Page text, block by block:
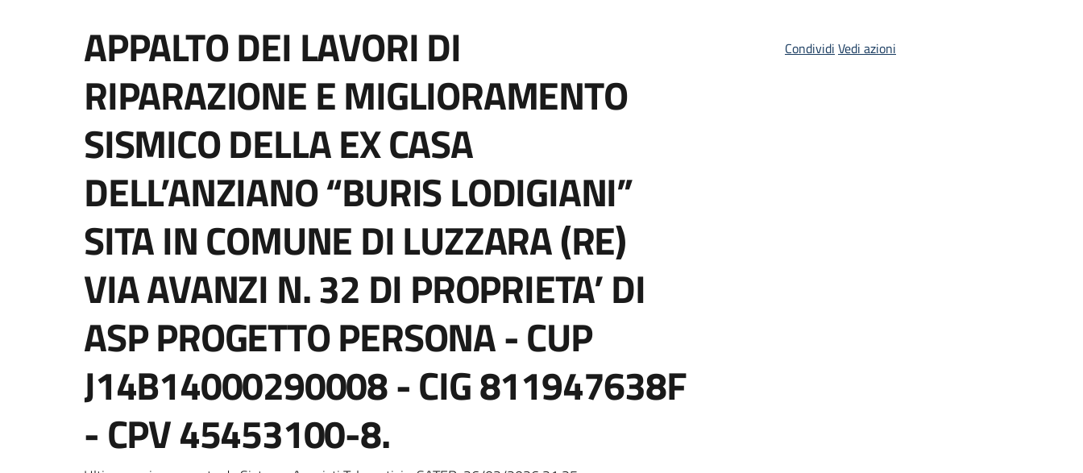
APPALTO DEI LAVORI DI
RIPARAZIONE E MIGLIORAMENTO
SISMICO DELLA EX CASA
DELL’ANZIANO “BURIS LODIGIANI”
SITA IN COMUNE DI LUZZARA (RE)
VIA AVANZI N. 32 DI PROPRIETA’ DI
ASP PROGETTO PERSONA - CUP
J14B14000290008 - CIG 811947638F
- CPV 45453100-8.
Condividi Vedi azioni